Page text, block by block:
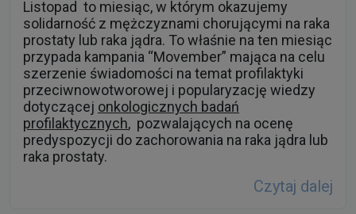
przypada kampania “Movember” mająca na celu
szerzenie świadomości na temat profilaktyki
przeciwnowotworowej i popularyzację wiedzy
dotyczącejonkologicznych badań
profilaktycznych, pozwalających na ocenę
predyspozycji do zachorowania na raka jądra lub
raka prostaty.
Czytaj dalej